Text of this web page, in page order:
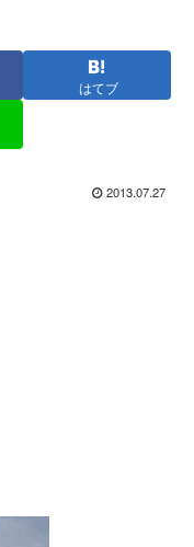
はてブ
2013.07.27